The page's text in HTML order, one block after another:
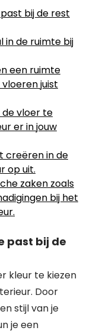
bij de rest
in de ruimte bij
een ruimte
juist
vloer te
er in jouw
creëren in de
op uit.
zaken zoals
bij het
past bij de
kleur te kiezen
Door
stijl van je
je een